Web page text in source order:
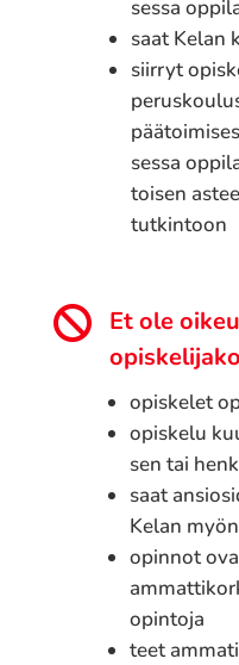
ses­sa
saat Kelan
siirryt
ses­sa
toisen
tutkintoon
 Et ole
opiskelet
opiskelu
sen tai
saat
Kelan
opinnot
opintoja
teet